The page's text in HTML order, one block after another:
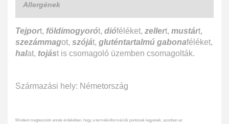
Allergének
Tejport, földimogyorót, dióféléket, zellert, mustárt,
szezámmagot, szóját, gluténtartalmú gabonaféléket,
halat, tojást is csomagoló üzemben csomagolták.
Származási hely: Németország
Mindent megteszünk annak érdekében, hogy a termékinformációk pontosak legyenek, azonban az